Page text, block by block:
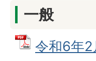
一般
令和6年